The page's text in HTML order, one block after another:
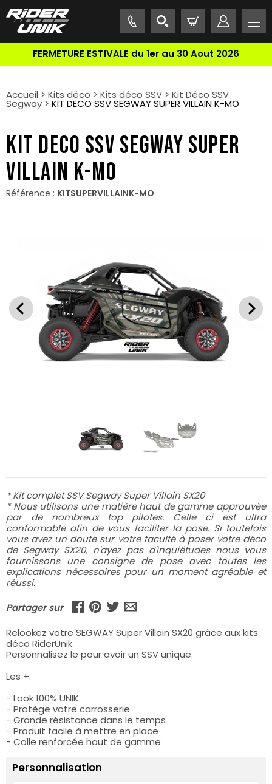
FERMETURE ESTIVALE du 1er au 30 Aout 2026
Accueil > Kits déco > Kits déco SSV > Kit Déco SSV
Segway > KIT DECO SSV SEGWAY SUPER VILLAIN K-MO
KIT DECO SSV SEGWAY SUPER
VILLAIN K-MO
Référence : KITSUPERVILLAINK-MO
* Kit complet SSV Segway Super Villain SX20
* Nous utilisons une matière haut de gamme approuvée
par de nombreux top pilotes. Celle ci est ultra
conformable afin de vous faciliter la pose. Si toutefois
vous avez un doute sur votre faculté à poser votre déco
de Segway SX20, n'ayez pas d'inquiétudes nous vous
fournissons une consigne de pose avec toutes les
explications nécessaires pour un moment agréable et
réussi.
Partager sur
Relookez votre SEGWAY Super Villain SX20 grâce aux kits
déco RiderUnik.
Personnalisez le pour avoir un SSV unique.
Les +:
- Look 100% UNIK
- Protège votre carrosserie
- Grande résistance dans le temps
- Produit facile à mettre en place
- Colle renforcée haut de gamme
Personnalisation